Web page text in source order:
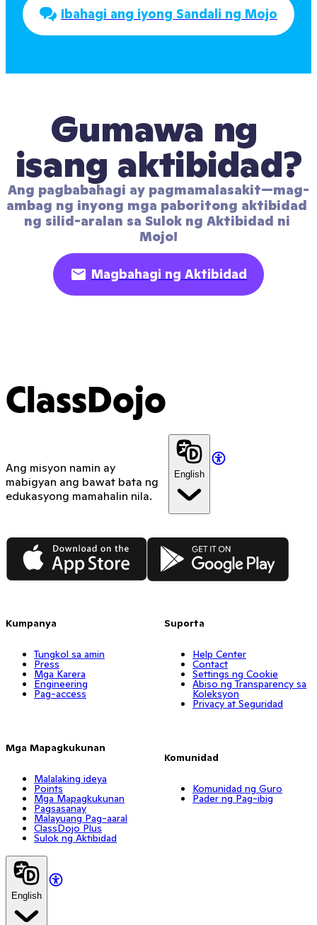
Ibahagi ang iyong Sandali ng Mojo
Gumawa ng
isang aktibidad?
Ang pagbabahagi ay pagmamalasakit—mag-
ambag ng inyong mga paboritong aktibidad
ng silid-aralan sa Sulok ng Aktibidad ni
Mojo!
Magbahagi ng Aktibidad
ClassDojo
Ang misyon namin ay
mabigyan ang bawat bata ng
edukasyong mamahalin nila.
English
App Store Google Play
Kumpanya
Tungkol sa amin
Press
Mga Karera
Engineering
Pag-access
Mga Mapagkukunan
Malalaking ideya
Points
Mga Mapagkukunan
Pagsasanay
Malayuang Pag-aaral
ClassDojo Plus
Sulok ng Aktibidad
Suporta
Help Center
Contact
Settings ng Cookie
Abiso ng Transparency sa
Koleksyon
Privacy at Seguridad
Komunidad
Komunidad ng Guro
Pader ng Pag-ibig
English